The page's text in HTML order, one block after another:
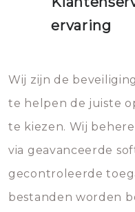
ervaring
Wij zijn de
te helpen de juiste
te kiezen. Wij
via geavanceerde
gecontroleerde
bestanden worden